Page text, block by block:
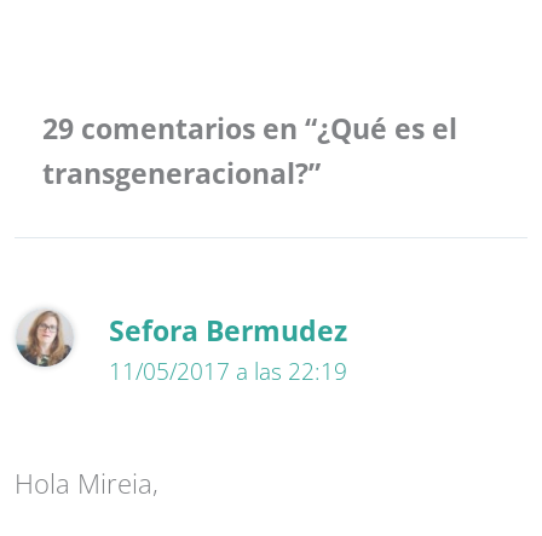
29 comentarios en “¿Qué es el
transgeneracional?”
Sefora Bermudez
11/05/2017 a las 22:19
Hola Mireia,